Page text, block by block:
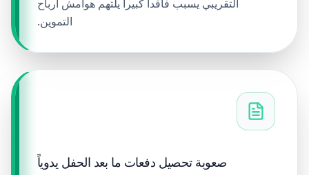
التقريبي يسبب فاقداً كبيراً يلتهم هوامش أرباح
التموين.
صعوبة تحصيل دفعات ما بعد الحفل يدوياً